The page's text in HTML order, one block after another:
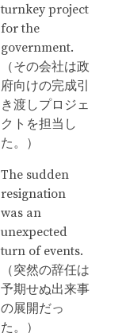
turnkey project
for the
government.
（その会社は政
府向けの完成引
き渡しプロジェ
クトを担当し
た。）
The sudden
resignation
was an
unexpected
turn of events.
（突然の辞任は
予期せぬ出来事
の展開だっ
た。）